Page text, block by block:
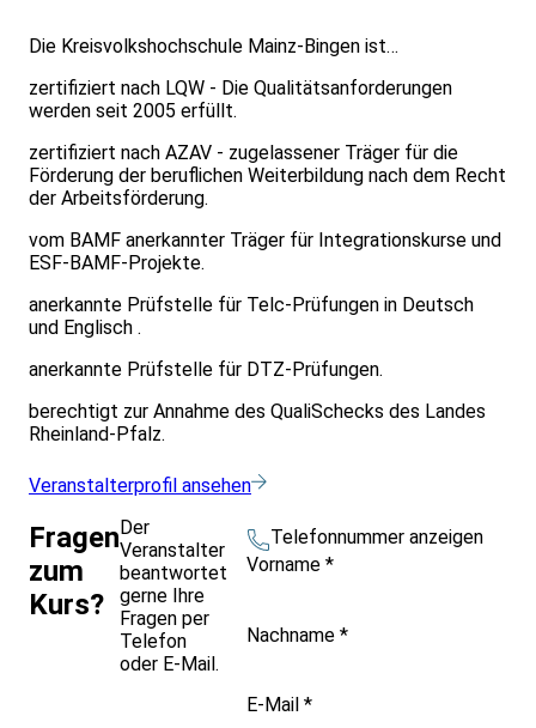
Die Kreisvolkshochschule Mainz-Bingen ist…
zertifiziert nach LQW - Die Qualitätsanforderungen
werden seit 2005 erfüllt.
zertifiziert nach AZAV - zugelassener Träger für die
Förderung der beruflichen Weiterbildung nach dem Recht
der Arbeitsförderung.
vom BAMF anerkannter Träger für Integrationskurse und
ESF-BAMF-Projekte.
anerkannte Prüfstelle für Telc-Prüfungen in Deutsch
und Englisch .
anerkannte Prüfstelle für DTZ-Prüfungen.
berechtigt zur Annahme des QualiSchecks des Landes
Rheinland-Pfalz.
Veranstalterprofil ansehen
Fragen
zum
Kurs?
Der
Veranstalter
beantwortet
gerne Ihre
Fragen per
Telefon
oder E-Mail.
Telefonnummer anzeigen
Vorname *
Nachname *
E-Mail *